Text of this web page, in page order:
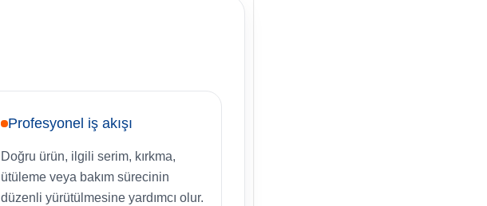
Profesyonel iş akışı
Doğru ürün, ilgili serim, kırkma,
ütüleme veya bakım sürecinin
düzenli yürütülmesine yardımcı olur.